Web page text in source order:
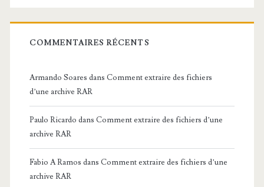
COMMENTAIRES RÉCENTS
Armando Soares dans Comment extraire des fichiers
d’une archive RAR
Paulo Ricardo dans Comment extraire des fichiers d’une
archive RAR
Fabio A Ramos dans Comment extraire des fichiers d’une
archive RAR